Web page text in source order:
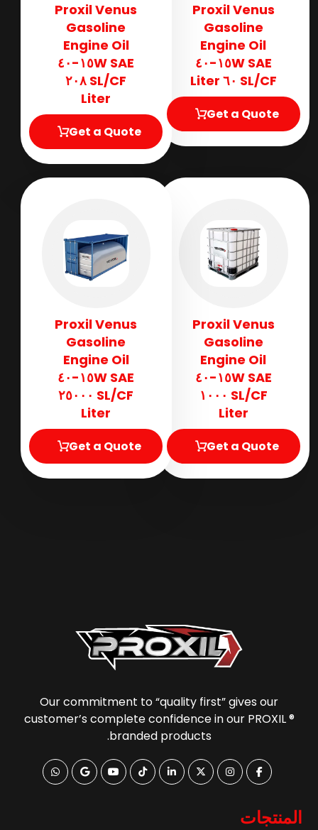
Proxil Venus
Gasoline
Engine Oil
SAE ١٥W-٤٠
SL/CF ٦٠ Liter
Get a Quote
Proxil Venus
Gasoline
Engine Oil
SAE ١٥W-٤٠
SL/CF ٢٠٨
Liter
Get a Quote
Proxil Venus
Gasoline
Engine Oil
SAE ١٥W-٤٠
SL/CF ١٠٠٠
Liter
Get a Quote
Proxil Venus
Gasoline
Engine Oil
SAE ١٥W-٤٠
SL/CF ٢٥٠٠٠
Liter
Get a Quote
Our commitment to “quality first” gives our
customer’s complete confidence in our PROXIL ®
branded products.
المنتجات